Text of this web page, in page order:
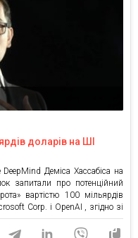
доларів на ШІ
Деміса Хассабіса на
запитали про потенційний
вартістю 100 мільярдів
Corp. і OpenAI , згідно зі
штучного інтелекту Google
100 мільярдів доларів на